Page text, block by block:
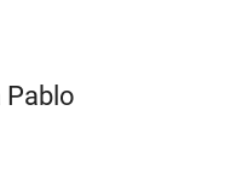
Pablo